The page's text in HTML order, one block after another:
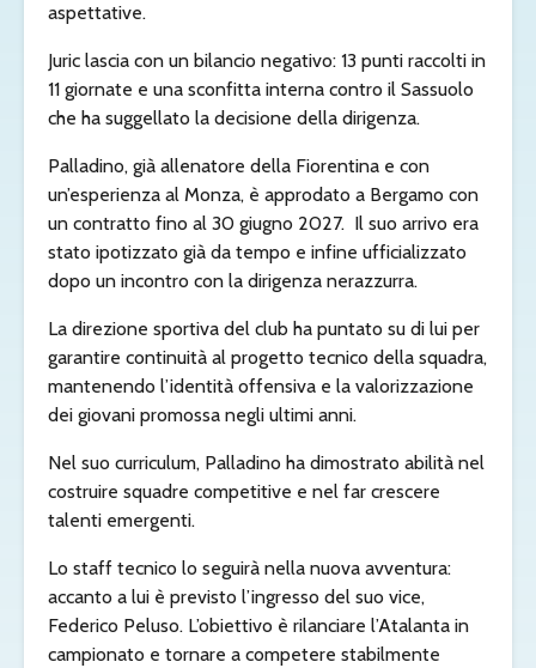
aspettative.
Juric lascia con un bilancio negativo: 13 punti raccolti in
11 giornate e una sconfitta interna contro il Sassuolo
che ha suggellato la decisione della dirigenza.
Palladino, già allenatore della Fiorentina e con
un’esperienza al Monza, è approdato a Bergamo con
un contratto fino al 30 giugno 2027. Il suo arrivo era
stato ipotizzato già da tempo e infine ufficializzato
dopo un incontro con la dirigenza nerazzurra.
La direzione sportiva del club ha puntato su di lui per
garantire continuità al progetto tecnico della squadra,
mantenendo l’identità offensiva e la valorizzazione
dei giovani promossa negli ultimi anni.
Nel suo curriculum, Palladino ha dimostrato abilità nel
costruire squadre competitive e nel far crescere
talenti emergenti.
Lo staff tecnico lo seguirà nella nuova avventura:
accanto a lui è previsto l’ingresso del suo vice,
Federico Peluso. L’obiettivo è rilanciare l’Atalanta in
campionato e tornare a competere stabilmente